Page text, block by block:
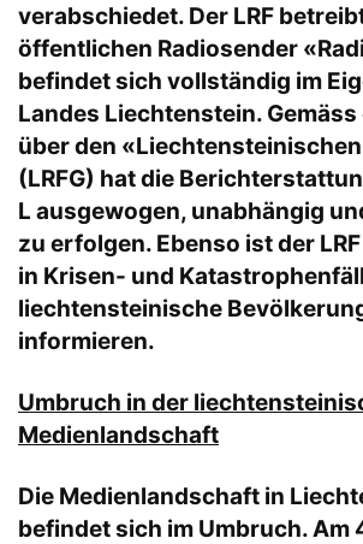
verabschiedet. Der LRF
öffentlichen Radiosender
befindet sich vollständig im
Landes Liechtenstein. Gemäss
über den
(LRFG) hat die
L ausgewogen, unabhängig
zu erfolgen. Ebenso ist der
in Krisen- und
liechtensteinische
informieren.
Umbruch in der
Medienlandschaft
Die Medienlandschaft in
befindet sich im Umbruch. Am